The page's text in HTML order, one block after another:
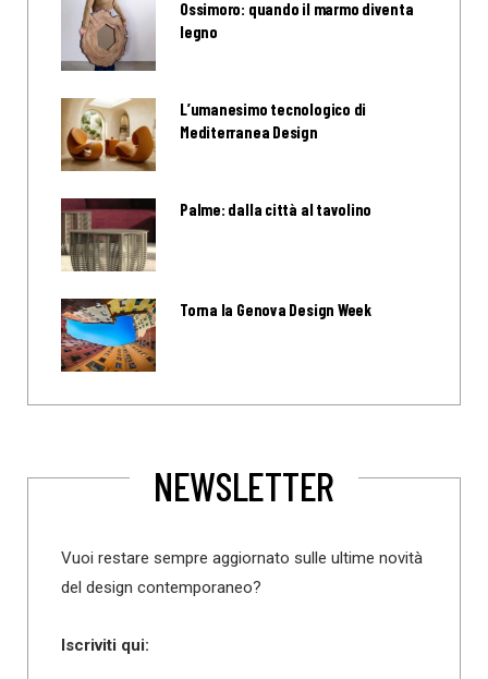
Ossimoro: quando il marmo diventa
legno
L’umanesimo tecnologico di
Mediterranea Design
Palme: dalla città al tavolino
Torna la Genova Design Week
NEWSLETTER
Vuoi restare sempre aggiornato sulle ultime novità
del design contemporaneo?
Iscriviti qui: